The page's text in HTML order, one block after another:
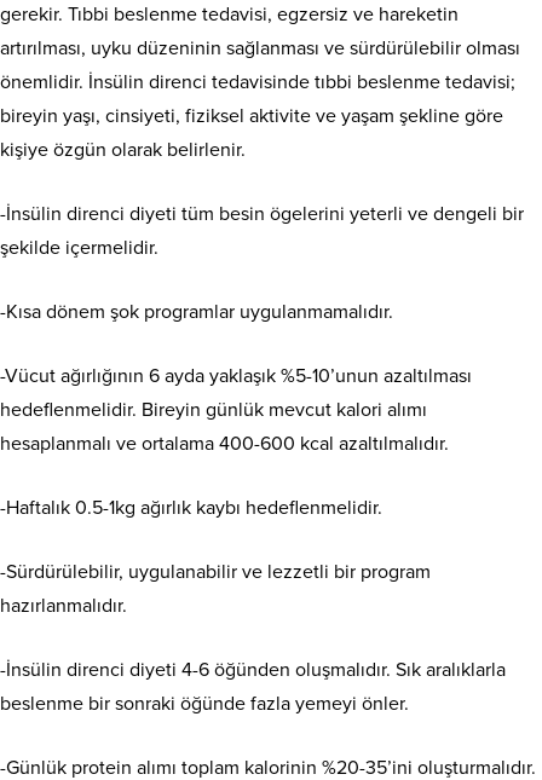
gerekir. Tıbbi beslenme tedavisi, egzersiz ve hareketin
artırılması, uyku düzeninin sağlanması ve sürdürülebilir olması
önemlidir. İnsülin direnci tedavisinde tıbbi beslenme tedavisi;
bireyin yaşı, cinsiyeti, fiziksel aktivite ve yaşam şekline göre
kişiye özgün olarak belirlenir.
-İnsülin direnci diyeti tüm besin ögelerini yeterli ve dengeli bir
şekilde içermelidir.
-Kısa dönem şok programlar uygulanmamalıdır.
-Vücut ağırlığının 6 ayda yaklaşık %5-10’unun azaltılması
hedeflenmelidir. Bireyin günlük mevcut kalori alımı
hesaplanmalı ve ortalama 400-600 kcal azaltılmalıdır.
-Haftalık 0.5-1kg ağırlık kaybı hedeflenmelidir.
-Sürdürülebilir, uygulanabilir ve lezzetli bir program
hazırlanmalıdır.
-İnsülin direnci diyeti 4-6 öğünden oluşmalıdır. Sık aralıklarla
beslenme bir sonraki öğünde fazla yemeyi önler.
-Günlük protein alımı toplam kalorinin %20-35’ini oluşturmalıdır.